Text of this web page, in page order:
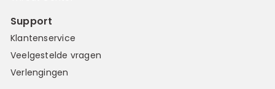
Support
Klantenservice
Veelgestelde vragen
Verlengingen